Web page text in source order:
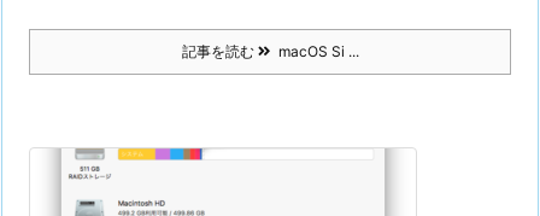
記事を読む macOS Si ...